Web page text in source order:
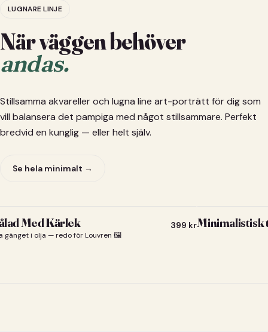
LUGNARE LINJE
När väggen behöver
andas.
Stillsamma akvareller och lugna line art-porträtt för dig som
vill balansera det pampiga med något stillsammare. Perfekt
bredvid en kunglig — eller helt själv.
Se hela minimalt →
Med Kärlek
gänget i olja — redo för Louvren 🖼️
399 krMinimalistisk